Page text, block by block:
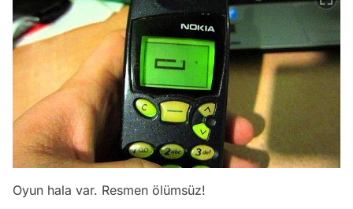
Oyun hala var. Resmen ölümsüz!
Test